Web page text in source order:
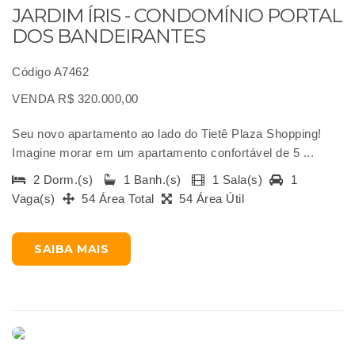
JARDIM ÍRIS - CONDOMÍNIO PORTAL
DOS BANDEIRANTES
Código A7462
VENDA R$ 320.000,00
Seu novo apartamento ao lado do Tietê Plaza Shopping!
Imagine morar em um apartamento confortável de 5 ...
2 Dorm.(s)
1 Banh.(s) 1 Sala(s)
1
Vaga(s)
54 Área Total 54 Área Útil
SAIBA MAIS